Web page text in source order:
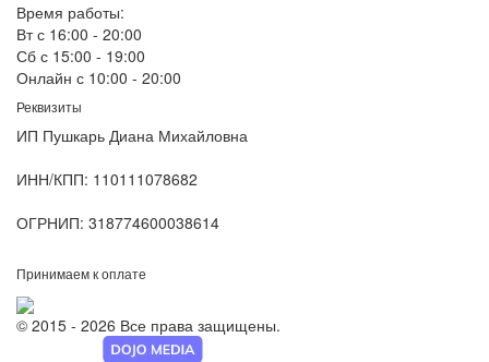
Время работы:
Вт с 16:00 - 20:00
Сб с 15:00 - 19:00
Онлайн с 10:00 - 20:00
Реквизиты
ИП Пушкарь Диана Михайловна
ИНН/КПП: 110111078682
ОГРНИП: 318774600038614
Принимаем к оплате
© 2015 - 2026 Все права защищены.